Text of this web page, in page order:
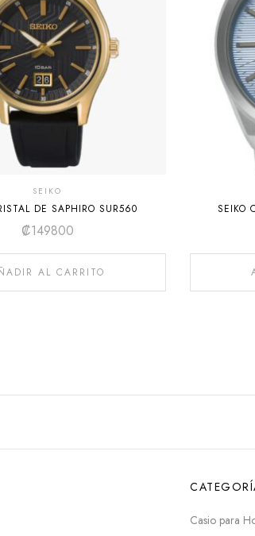
SEIKO
DE SAPHIRO SUR560
₡149800
AL CARRITO
SEIKO
Casio para